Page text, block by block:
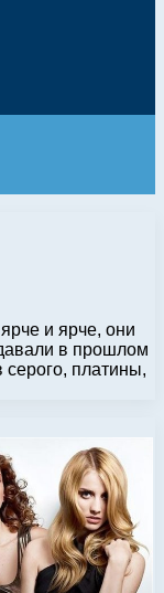
и ярче, они
в прошлом
серого, платины,